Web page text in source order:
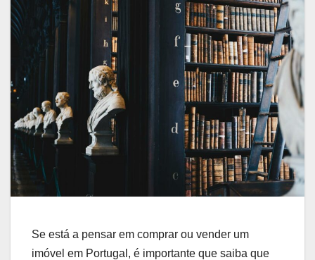
Se está a pensar em comprar ou vender um
imóvel em Portugal, é importante que saiba que